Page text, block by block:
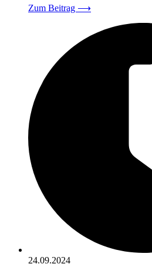
Zum Beitrag ⟶
24.09.2024